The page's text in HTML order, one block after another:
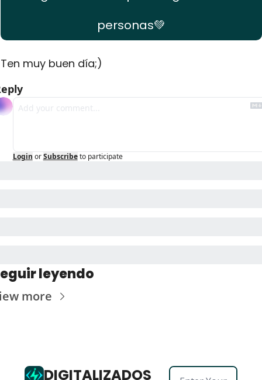
personas💚
Ten muy buen día;)
Login or Subscribe to participate
leyendo
more
DIGITALIZADOS